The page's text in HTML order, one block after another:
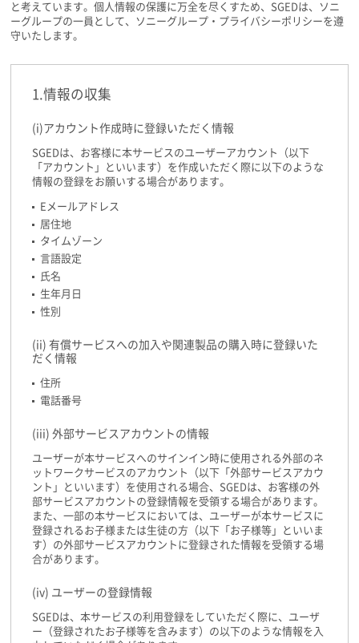
と考えています。個人情報の保護に万全を尽くすため、SGEDは、ソニ
ーグループの一員として、ソニーグループ・プライバシーポリシーを遵
守いたします。
1.情報の収集
(i)アカウント作成時に登録いただく情報
SGEDは、お客様に本サービスのユーザーアカウント（以下
「アカウント」といいます）を作成いただく際に以下のような
情報の登録をお願いする場合があります。
Eメールアドレス
居住地
タイムゾーン
言語設定
氏名
生年月日
性別
(ii) 有償サービスへの加入や関連製品の購入時に登録いた
だく情報
住所
電話番号
(iii) 外部サービスアカウントの情報
ユーザーが本サービスへのサインイン時に使用される外部のネ
ットワークサービスのアカウント（以下「外部サービスアカウ
ント」といいます）を使用される場合、SGEDは、お客様の外
部サービスアカウントの登録情報を受領する場合があります。
また、一部の本サービスにおいては、ユーザーが本サービスに
登録されるお子様または生徒の方（以下「お子様等」といいま
す）の外部サービスアカウントに登録された情報を受領する場
合があります。
(iv) ユーザーの登録情報
SGEDは、本サービスの利用登録をしていただく際に、ユーザ
ー（登録されたお子様等を含みます）の以下のような情報を入